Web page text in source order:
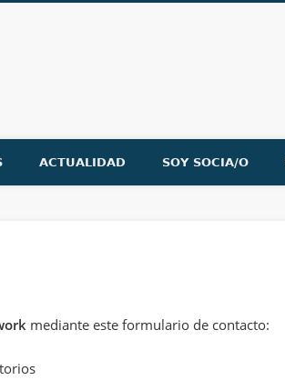
ACTUALIDAD SOY SOCIA/O
mediante este formulario de contacto: